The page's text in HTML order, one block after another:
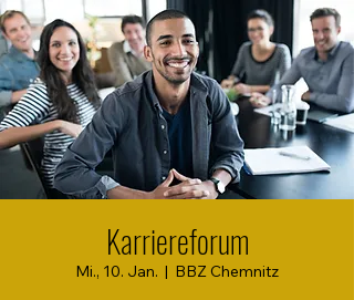
Karriereforum
Mi., 10. Jan.
  |
BBZ Chemnitz